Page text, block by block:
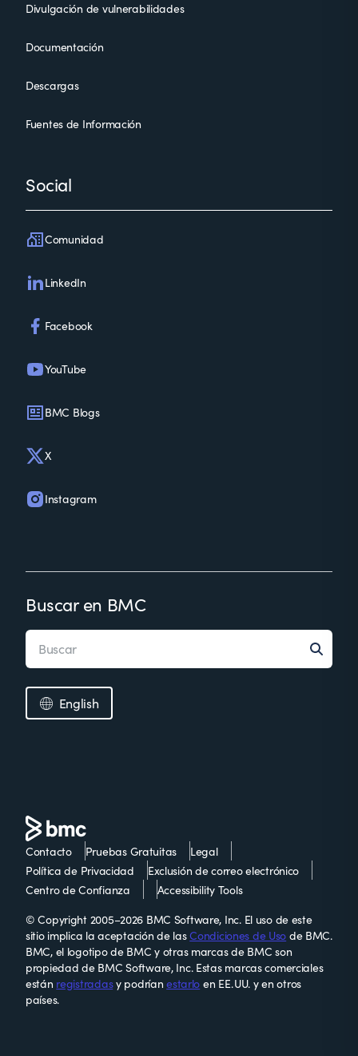
Divulgación de vulnerabilidades
Documentación
Descargas
Fuentes de Información
Social
Comunidad
LinkedIn
Facebook
YouTube
BMC Blogs
X
Instagram
Buscar en BMC
English
Contacto Pruebas Gratuitas
Legal
Política de Privacidad
Exclusión de correo electrónico
Centro de Confianza
Accessibility Tools
© Copyright 2005–2026 BMC Software, Inc. El uso de este
sitio implica la aceptación de lasCondiciones de Uso de BMC.
BMC, el logotipo de BMC y otras marcas de BMC son
propiedad de BMC Software, Inc. Estas marcas comerciales
están registradasy podríanestarlo en EE. UU. y en otros
países.